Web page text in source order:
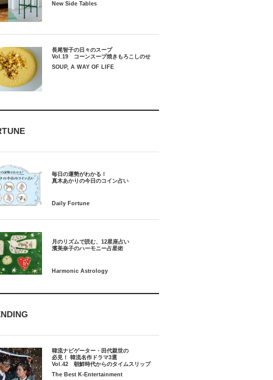
New Side Tables
長尾智子の日々のスープ
Vol.19 コーンスープ焼きもろこしのせ
SOUP, A WAY OF LIFE
毎日の運勢がわかる！
月のリズムで読む、12星座占い
韓流ナビゲーター・田代親世の
必見！ 韓流名作ドラマ3選
Vol.42 朝鮮時代からのタイムスリップ
The Best K-Entertainment